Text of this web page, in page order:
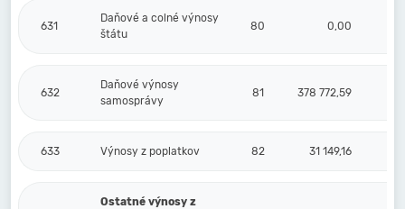
631
Daňové a colné výnosy
štátu
80 0,00
632
Daňové výnosy
samosprávy
81 378 772,59
633 Výnosy z poplatkov 82 31 149,16
Ostatné výnosy z